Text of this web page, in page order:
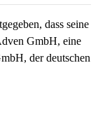
dass seine
GmbH, eine
der deutschen